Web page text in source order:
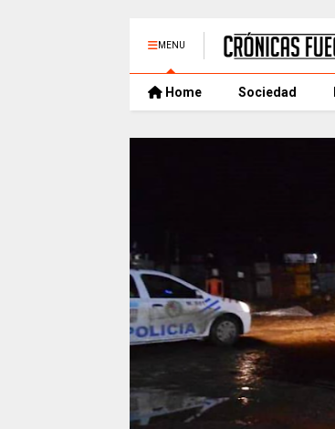
MENU
Home Sociedad